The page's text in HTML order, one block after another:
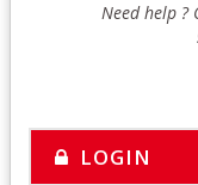
Need help
LOGIN